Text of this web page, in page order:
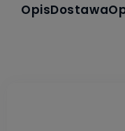
OpisDostawa